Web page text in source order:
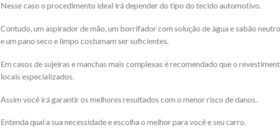
Nesse caso o procedimento ideal irá depender do tipo do tecido automotivo.
Contudo, um aspirador de mão, um borrifador com solução de água e sabão
e um pano seco e limpo costumam ser suficientes.
Em casos de sujeiras e manchas mais complexas é recomendado que o
locais especializados.
Assim você irá garantir os melhores resultados com o menor risco de danos.
Entenda qual a sua necessidade e escolha o melhor para você e seu carro.